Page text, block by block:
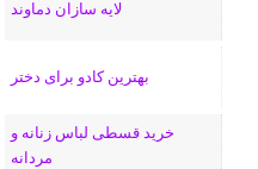
لایه سازان دماوند
بهترین کادو برای دختر
خرید قسطی لباس زنانه و
مردانه